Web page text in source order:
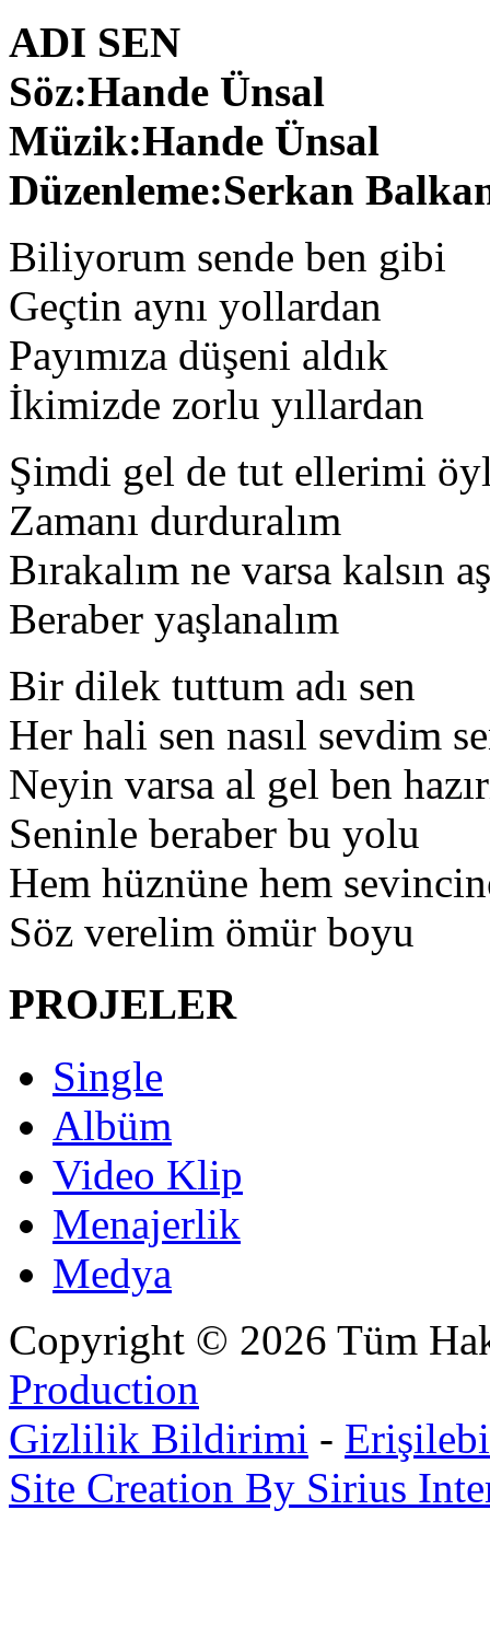
ADI SEN
Söz:Hande Ünsal
Müzik:Hande Ünsal
Düzenleme:Serkan
Biliyorum sende ben gibi
Geçtin aynı yollardan
Payımıza düşeni aldık
İkimizde zorlu yıllardan
Şimdi gel de tut ellerimi
Zamanı durduralım
Bırakalım ne varsa kalsın
Beraber yaşlanalım
Bir dilek tuttum adı sen
Her hali sen nasıl sevdim
Neyin varsa al gel ben
Seninle beraber bu yolu
Hem hüznüne hem
Söz verelim ömür boyu
PROJELER
Single
Albüm
Video Klip
Menajerlik
Medya
Copyright © 2026 Tüm
Production
Gizlilik Bildirimi -
Site Creation By Sirius